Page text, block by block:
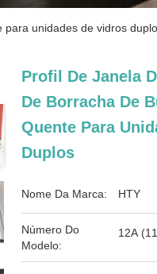
unidades de vidros
Profil De Janela
De Borracha De
Quente Para
Duplos
Nome Da Marca: HTY
Número Do
Modelo:
12A